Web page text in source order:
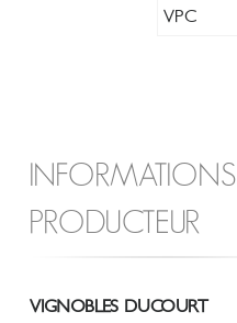
VPC
INFORMATIONS
PRODUCTEUR
VIGNOBLES DUCOURT